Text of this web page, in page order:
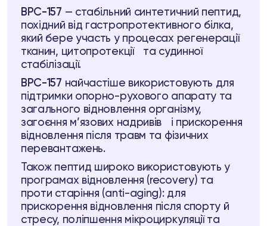
Telegram
System
BPC-157 — стабільний синтетичний пептид,
похідний від гастропротективного білка,
який бере участь у процесах регенерації
тканин, цитопротекції та судинної
стабілізації.
BPC-157 найчастіше використовують для
підтримки опорно-рухового апарату та
загального відновлення організму,
загоєння м’язових надривів і прискорення
відновлення після травм та фізичних
перевантажень.
Також пептид широко використовують у
програмах відновлення (recovery) та
проти старіння (anti-aging): для
прискорення відновлення після спорту й
стресу, поліпшення мікроциркуляції та